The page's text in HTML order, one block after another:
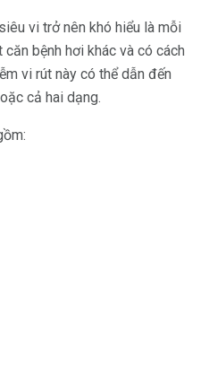
vi trở nên khó hiểu là mỗi
bệnh hơi khác và có cách
vi rút này có thể dẫn đến
cả hai dạng.